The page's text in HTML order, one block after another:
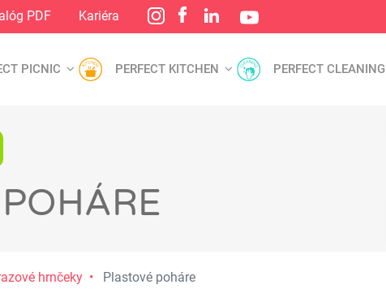
PDF Kariéra
PICNIC PERFECT KITCHEN PERFECT CLEANING
hrnčeky Plastové poháre